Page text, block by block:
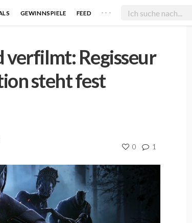
GEWINNSPIELE FEED . . .
verfilmt: Regisseur
steht fest
0 1